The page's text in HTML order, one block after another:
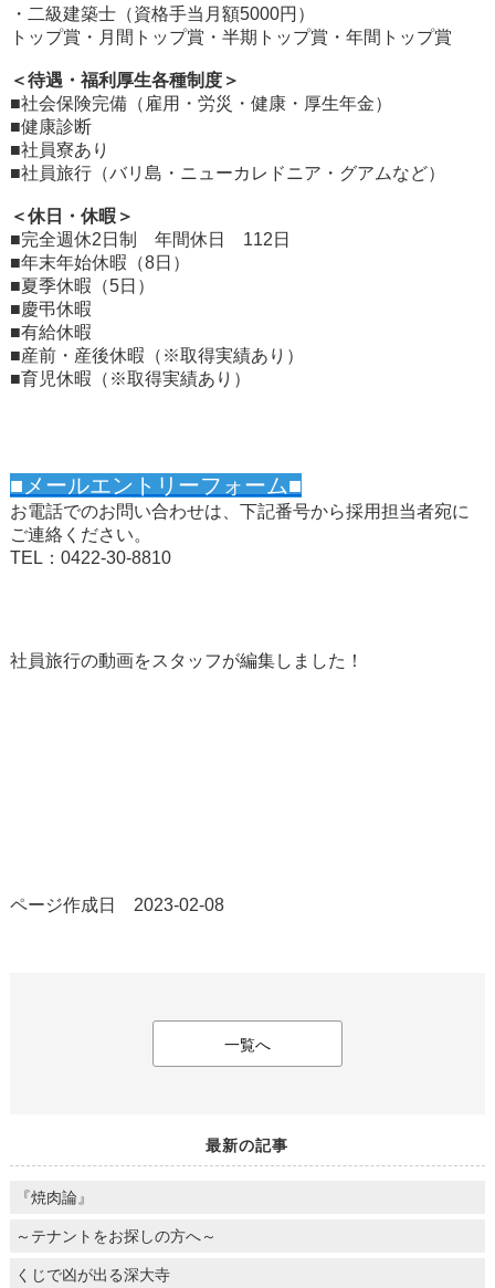
・二級建築士（資格手当月額5000円）
トップ賞・月間トップ賞・半期トップ賞・年間トップ賞
＜待遇・福利厚生各種制度＞
■社会保険完備（雇用・労災・健康・厚生年金）
■健康診断
■社員寮あり
■社員旅行（バリ島・ニューカレドニア・グアムなど）
＜休日・休暇＞
■完全週休2日制 年間休日 112日
■年末年始休暇（8日）
■夏季休暇（5日）
■慶弔休暇
■有給休暇
■産前・産後休暇（※取得実績あり）
■育児休暇（※取得実績あり）
■メールエントリーフォーム■
お電話でのお問い合わせは、下記番号から採用担当者宛に
ご連絡ください。
TEL：0422-30-8810
社員旅行の動画をスタッフが編集しました！
ページ作成日 2023-02-08
一覧へ
最新の記事
『焼肉論』
～テナントをお探しの方へ～
くじで凶が出る深大寺